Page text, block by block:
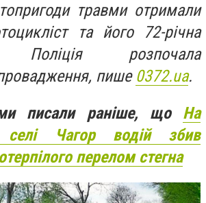
травми отримали
та його 72-річна
Поліція розпочала
пише 0372.ua.
писали раніше, що На
Чагор водій збив
перелом стегна